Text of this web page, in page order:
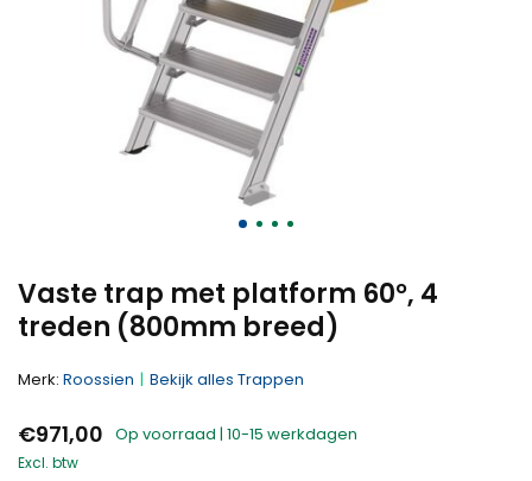
Vaste trap met platform 60°, 4
treden (800mm breed)
Merk: Roossien Bekijk alles Trappen
€971,00 Op voorraad | 10-15 werkdagen
Excl. btw